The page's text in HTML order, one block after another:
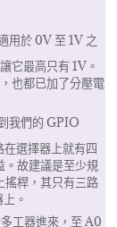
用於 0V 至 1V 之
它最高只有 1V。
也都已加了分壓電
我們的 GPIO
選擇器上就有四
。故建議是至少規
搖桿，其只有三路
。
工器進來，至 A0